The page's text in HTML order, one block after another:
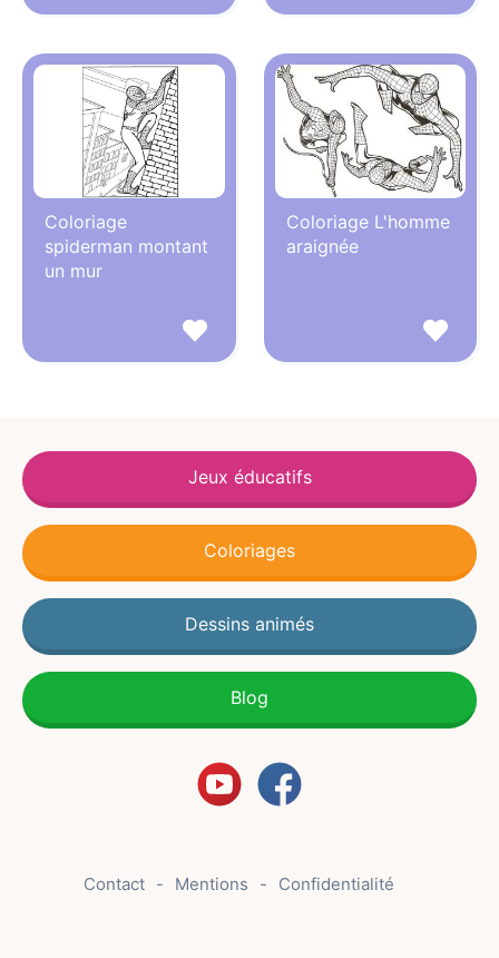
Coloriage
spiderman montant
un mur
Coloriage L'homme
araignée
Jeux éducatifs
Coloriages
Dessins animés
Blog
Contact Mentions Confidentialité